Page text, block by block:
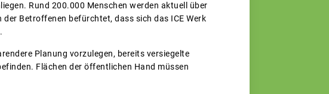
Rund 200.000 Menschen werden aktuell über
Betroffenen befürchtet, dass sich das ICE Werk
Planung vorzulegen, bereits versiegelte
Flächen der öffentlichen Hand müssen